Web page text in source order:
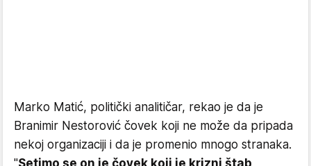
Marko Matić, politički analitičar, rekao je da je
Branimir Nestorović čovek koji ne može da pripada
nekoj organizaciji i da je promenio mnogo stranaka.
"Setimo se on je čovek koji je krizni štab